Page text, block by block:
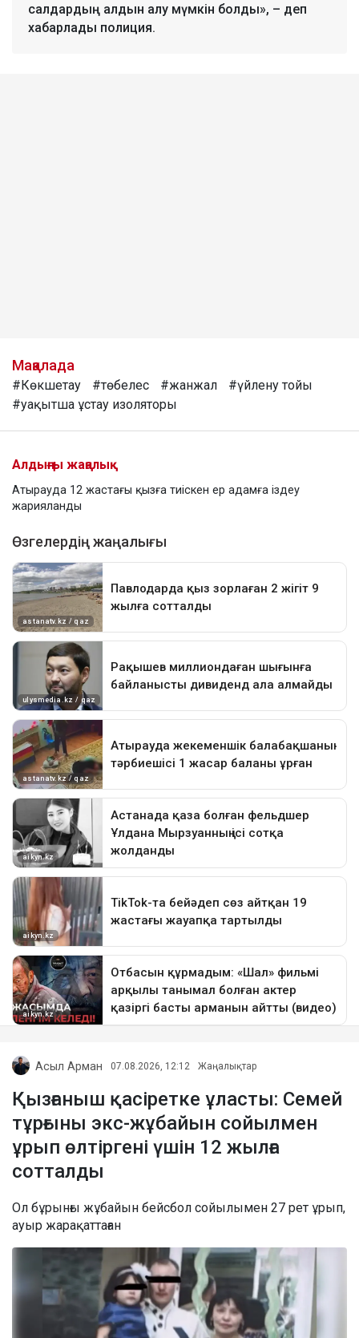
салдардың алдын алу мүмкін болды», – деп
хабарлады полиция.
Мақалада
#Көкшетау #төбелес #жанжал
#үйлену тойы
#уақытша ұстау изоляторы
Алдыңғы жаңалық
Атырауда 12 жастағы қызға тиіскен ер адамға іздеу
жарияланды
Асыл Арман 07.08.2026, 12:12 Жаңалықтар
Қызғаныш қасіретке ұласты: Семей
тұрғыны экс-жұбайын сойылмен
ұрып өлтіргені үшін 12 жылға
сотталды
Ол бұрынғы жұбайын бейсбол сойылымен 27 рет ұрып,
ауыр жарақаттаған